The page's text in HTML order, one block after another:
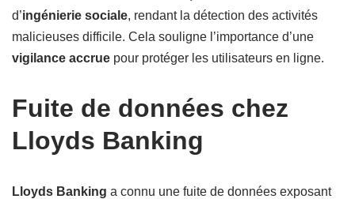
d’ingénierie sociale, rendant la détection des activités
malicieuses difficile. Cela souligne l’importance d’une
vigilance accrue pour protéger les utilisateurs en ligne.
Fuite de données chez
Lloyds Banking
Lloyds Banking a connu une fuite de données exposant